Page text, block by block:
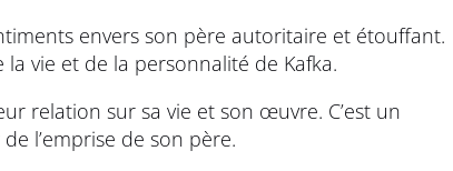
envers son père autoritaire et étouffant.
vie et de la personnalité de Kafka.
relation sur sa vie et son œuvre. C’est un
l’emprise de son père.